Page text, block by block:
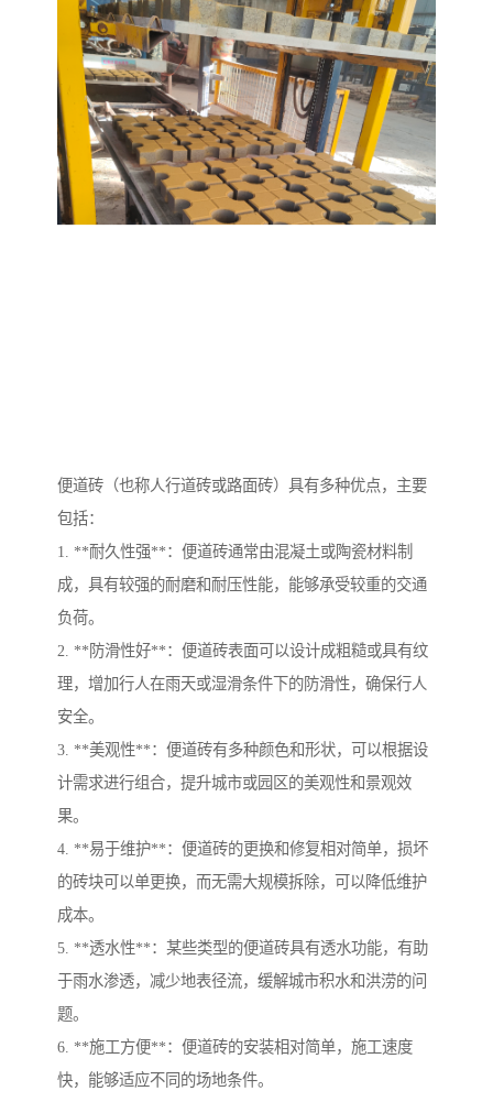
便道砖（也称人行道砖或路面砖）具有多种优点，主要
包括：
1. **耐久性强**：便道砖通常由混凝土或陶瓷材料制
成，具有较强的耐磨和耐压性能，能够承受较重的交通
负荷。
2. **防滑性好**：便道砖表面可以设计成粗糙或具有纹
理，增加行人在雨天或湿滑条件下的防滑性，确保行人
安全。
3. **美观性**：便道砖有多种颜色和形状，可以根据设
计需求进行组合，提升城市或园区的美观性和景观效
果。
4. **易于维护**：便道砖的更换和修复相对简单，损坏
的砖块可以单更换，而无需大规模拆除，可以降低维护
成本。
5. **透水性**：某些类型的便道砖具有透水功能，有助
于雨水渗透，减少地表径流，缓解城市积水和洪涝的问
题。
6. **施工方便**：便道砖的安装相对简单，施工速度
快，能够适应不同的场地条件。